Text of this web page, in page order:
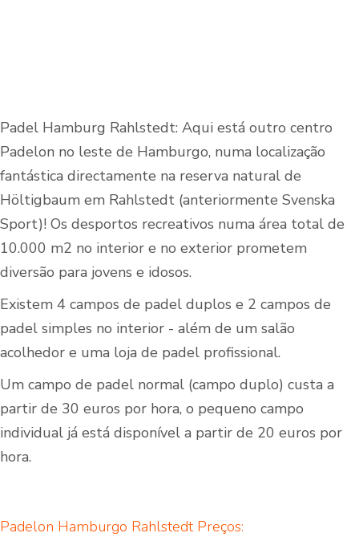
Padel Hamburg Rahlstedt: Aqui está outro centro
Padelon no leste de Hamburgo, numa localização
fantástica directamente na reserva natural de
Höltigbaum em Rahlstedt (anteriormente Svenska
Sport)! Os desportos recreativos numa área total de
10.000 m2 no interior e no exterior prometem
diversão para jovens e idosos.
Existem 4 campos de padel duplos e 2 campos de
padel simples no interior - além de um salão
acolhedor e uma loja de padel profissional.
Um campo de padel normal (campo duplo) custa a
partir de 30 euros por hora, o pequeno campo
individual já está disponível a partir de 20 euros por
hora.
Padelon Hamburgo Rahlstedt Preços: